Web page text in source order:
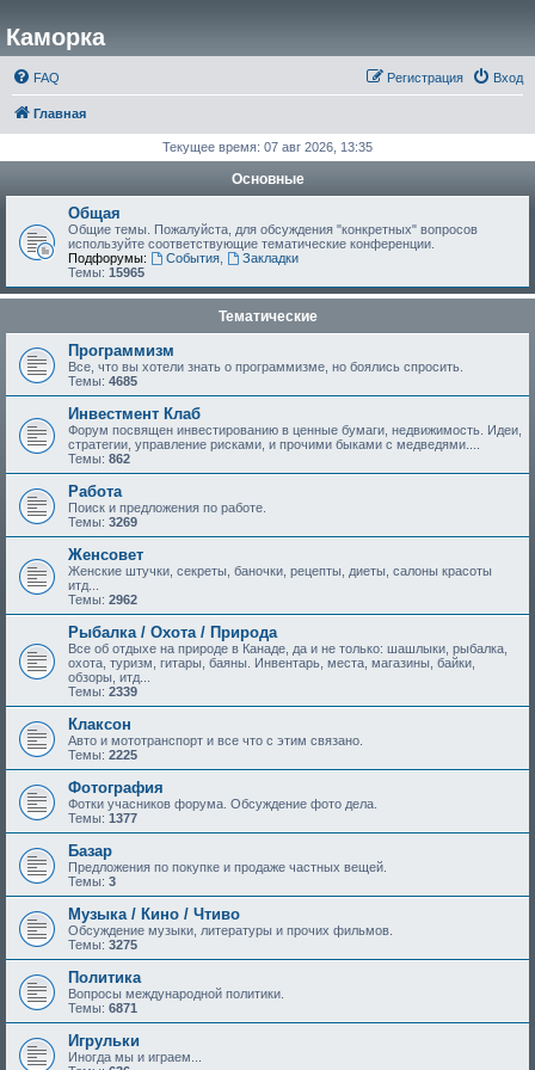
Каморка
FAQ Вход
Регистрация
Главная
Текущее время: 07 авг 2026, 13:35
Основные
Общая
Общие темы. Пожалуйста, для обсуждения "конкретных" вопросов
используйте соответствующие тематические конференции.
Подфорумы:
События,
Закладки
Темы: 15965
Тематические
Программизм
Все, что вы хотели знать о программизме, но боялись спросить.
Темы: 4685
Инвестмент Клаб
Форум посвящен инвестированию в ценные бумаги, недвижимость. Идеи,
стратегии, управление рисками, и прочими быками с медведями....
Темы: 862
Работа
Поиск и предложения по работе.
Темы: 3269
Женсовет
Женские штучки, секреты, баночки, рецепты, диеты, салоны красоты
итд...
Темы: 2962
Рыбалка / Охота / Природа
Все об отдыхе на природе в Канаде, да и не только: шашлыки, рыбалка,
охота, туризм, гитары, баяны. Инвентарь, места, магазины, байки,
обзоры, итд...
Темы: 2339
Клаксон
Авто и мототранспорт и все что с этим связано.
Темы: 2225
Фотография
Фотки учасников форума. Обсуждение фото дела.
Темы: 1377
Базар
Предложения по покупке и продаже частных вещей.
Темы: 3
Музыка / Кино / Чтиво
Обсуждение музыки, литературы и прочих фильмов.
Темы: 3275
Политика
Вопросы международной политики.
Темы: 6871
Игрульки
Иногда мы и играем...